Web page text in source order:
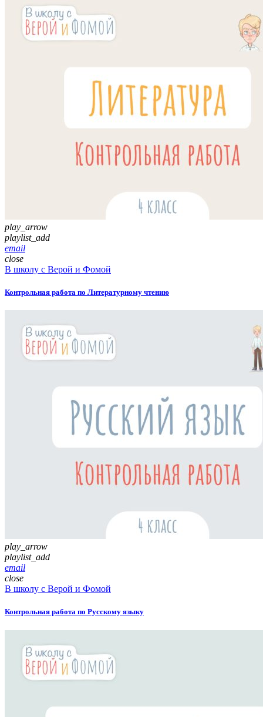
play_arrow
playlist_add
email
close
В школу с Верой и Фомой
Контрольная работа по Литературному чтению
play_arrow
playlist_add
email
close
В школу с Верой и Фомой
Контрольная работа по Русскому языку